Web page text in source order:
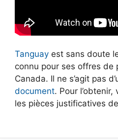
Tanguay est sans doute
connu pour ses offres de
Canada. Il ne s’agit pas
document. Pour
les pièces justificatives